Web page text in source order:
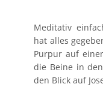
Meditativ
hat alles
Purpur auf
die Beine in
den Blick auf